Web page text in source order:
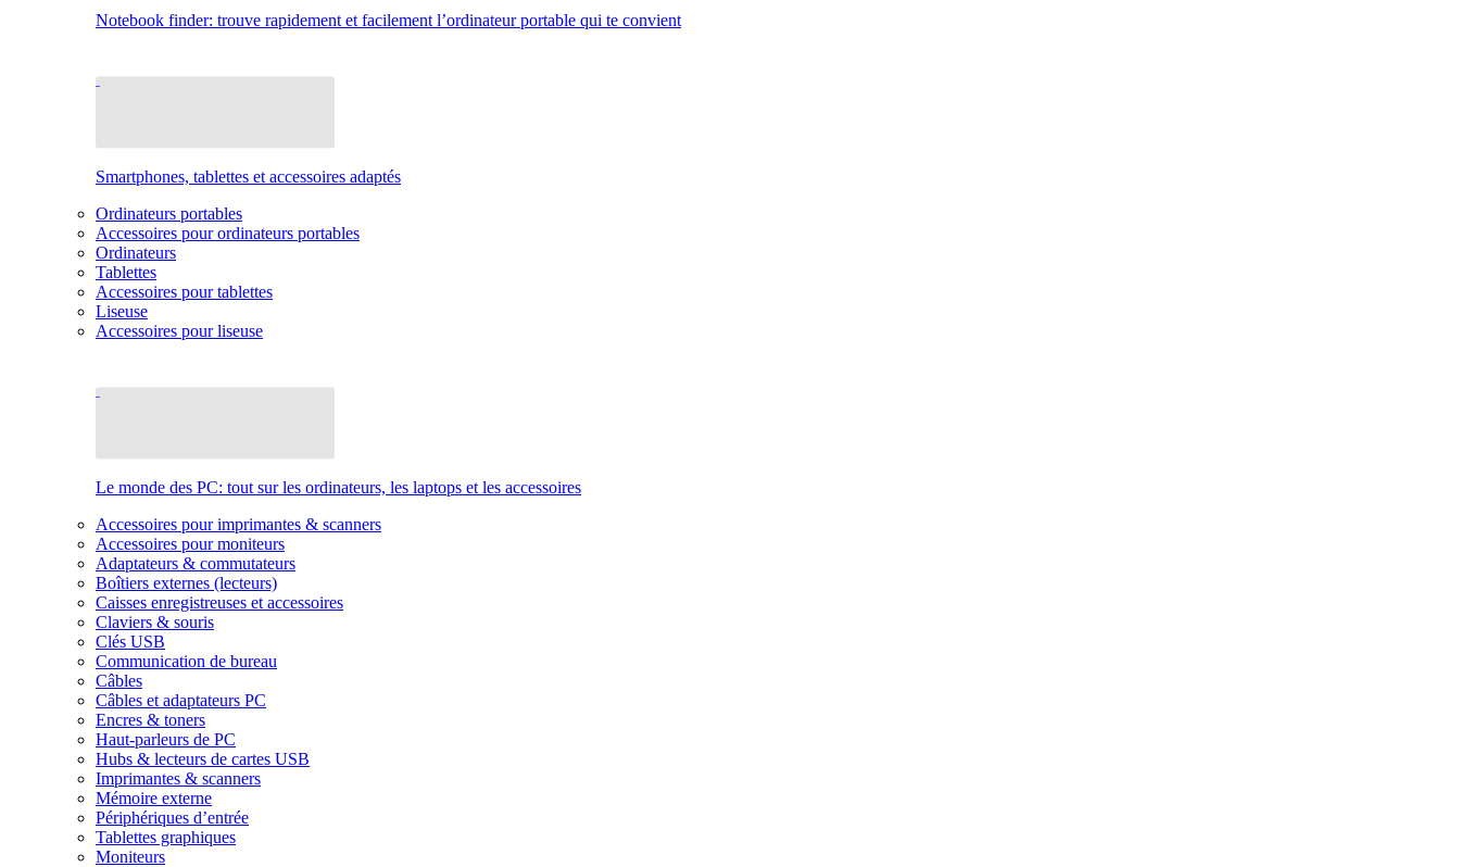
Notebook finder: trouve rapidement et facilement l’ordinateur portable qui te convient
Smartphones, tablettes et accessoires adaptés
Ordinateurs portables
Accessoires pour ordinateurs portables
Ordinateurs
Tablettes
Accessoires pour tablettes
Liseuse
Accessoires pour liseuse
Le monde des PC: tout sur les ordinateurs, les laptops et les accessoires
Accessoires pour imprimantes & scanners
Accessoires pour moniteurs
Adaptateurs & commutateurs
Boîtiers externes (lecteurs)
Caisses enregistreuses et accessoires
Claviers & souris
Clés USB
Communication de bureau
Câbles
Câbles et adaptateurs PC
Encres & toners
Haut-parleurs de PC
Hubs & lecteurs de cartes USB
Imprimantes & scanners
Mémoire externe
Périphériques d’entrée
Tablettes graphiques
Moniteurs